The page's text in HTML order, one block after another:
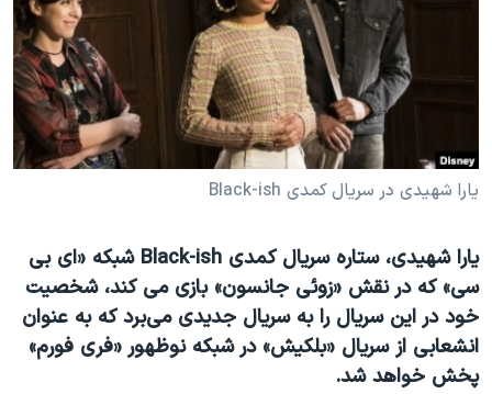
فرهنگ و زندگی
حقوق شهروندی
اقتصادی
علم و فناوری
آرشیو پخش زنده
انتخابات ریاست جمهوری آمریکا ۲۰۲۴
حمله جمهوری اسلامی به اسرائیل
مجموعه مستندهای دادخواهی
تریبونال مردمی آبان ۹۸
دادگاه حمید نوری
چهل سال گروگان‌گیری
زبانهای مختلف
یارا شهیدی در سریال کمدی Black-ish
یارا شهیدی، ستاره سریال کمدی Black-ish شبکه «ای بی
سی» که در نقش «زوئی جانسون» بازی می کند، شخصیت
خود در این سریال را به سریال جدیدی می‌برد که به عنوان
انشعابی از سریال «بلکیش» در شبکه نوظهور «فری فورم»
پخش خواهد شد.